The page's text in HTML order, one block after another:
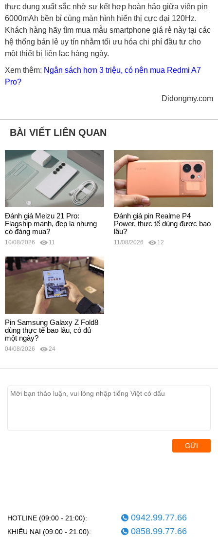
thực dụng xuất sắc nhờ sự kết hợp hoàn hảo giữa viên pin
6000mAh bền bỉ cùng màn hình hiển thị cực đại 120Hz.
Khách hàng hãy tìm mua mẫu smartphone giá rẻ này tại các
hệ thống bán lẻ uy tín nhằm tối ưu hóa chi phí đầu tư cho
một thiết bị liên lạc hàng ngày.
Xem thêm: Ngân sách hơn 3 triệu, có nên mua Redmi A7
Pro?
Didongmy.com
BÀI VIẾT LIÊN QUAN
Đánh giá Meizu 21 Pro:
Flagship mạnh, đẹp lạ nhưng
có đáng mua?
10/08/2026 11
Đánh giá pin Realme P4
Power, thực tế dùng được bao
lâu?
11/08/2026 12
Pin Samsung Galaxy Z Fold8
dùng thực tế bao lâu, có đủ
một ngày?
04/08/2026 24
GỬI
HOTLINE (09:00 - 21:00): 0942.99.77.66
KHIẾU NẠI (09:00 - 21:00): 0858.99.77.66